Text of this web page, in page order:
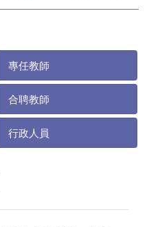
專任教師
合聘教師
行政人員